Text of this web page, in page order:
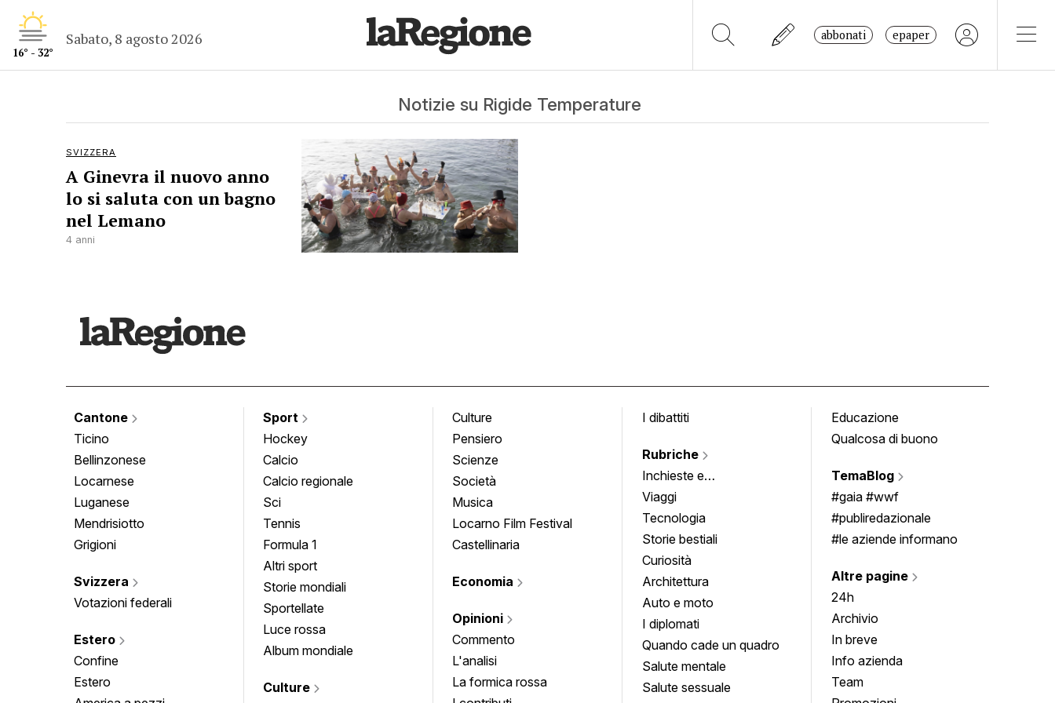
16° - 32°
Sabato, 8 agosto 2026 abbonati epaper
Notizie su Rigide Temperature
SVIZZERA
A Ginevra il nuovo anno
lo si saluta con un bagno
nel Lemano
4 anni
Cantone
Ticino
Bellinzonese
Locarnese
Luganese
Mendrisiotto
Grigioni
Svizzera
Votazioni federali
Estero
Confine
Estero
Sport
Hockey
Calcio
Calcio regionale
Sci
Tennis
Formula 1
Altri sport
Storie mondiali
Sportellate
Luce rossa
Album mondiale
Culture
Culture
Pensiero
Scienze
Società
Musica
Locarno Film Festival
Castellinaria
Economia
Opinioni
Commento
L'analisi
La formica rossa
I dibattiti
Rubriche
Inchieste e
approfondimenti
Viaggi
Tecnologia
Storie bestiali
Curiosità
Architettura
Auto e moto
I diplomati
Quando cade un quadro
Salute mentale
Salute sessuale
Educazione
Qualcosa di buono
TemaBlog
#gaia #wwf
#publiredazionale
#le aziende informano
Altre pagine
24h
Archivio
In breve
Info azienda
Team